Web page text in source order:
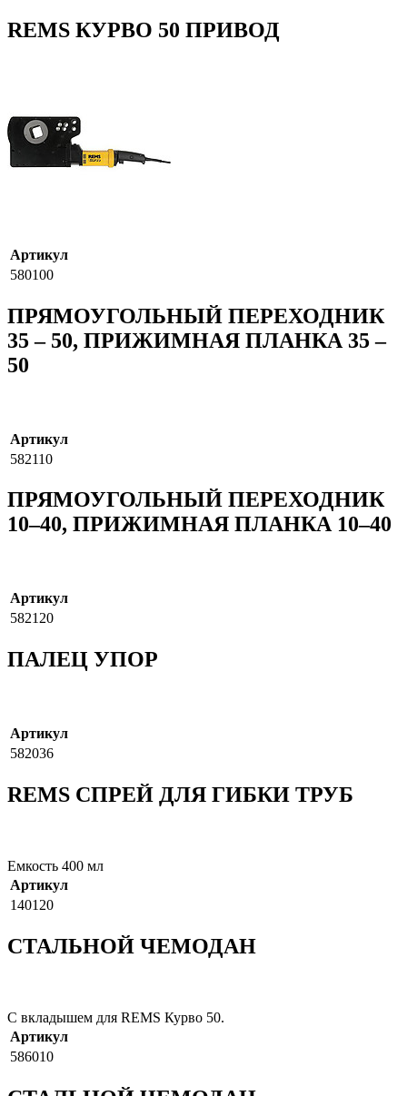
REMS КУРВО 50 ПРИВОД
Артикул
580100
ПРЯМОУГОЛЬНЫЙ ПЕРЕХОДНИК
35 – 50, ПРИЖИМНАЯ ПЛАНКА 35 –
50
Артикул
582110
ПРЯМОУГОЛЬНЫЙ ПЕРЕХОДНИК
10–40, ПРИЖИМНАЯ ПЛАНКА 10–40
Артикул
582120
ПАЛЕЦ УПОР
Артикул
582036
REMS СПРЕЙ ДЛЯ ГИБКИ ТРУБ
Емкость 400 мл
Артикул
140120
СТАЛЬНОЙ ЧЕМОДАН
С вкладышем для REMS Курво 50.
Артикул
586010